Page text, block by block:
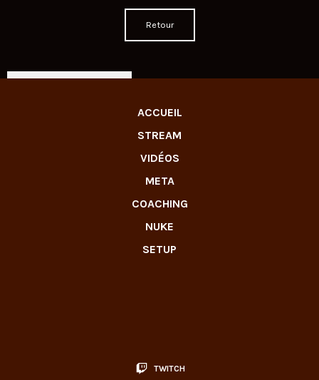
Retour
ACCUEIL
STREAM
VIDÉOS
META
COACHING
NUKE
SETUP
TWITCH